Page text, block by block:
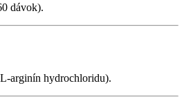
dávok).
arginín hydrochloridu).